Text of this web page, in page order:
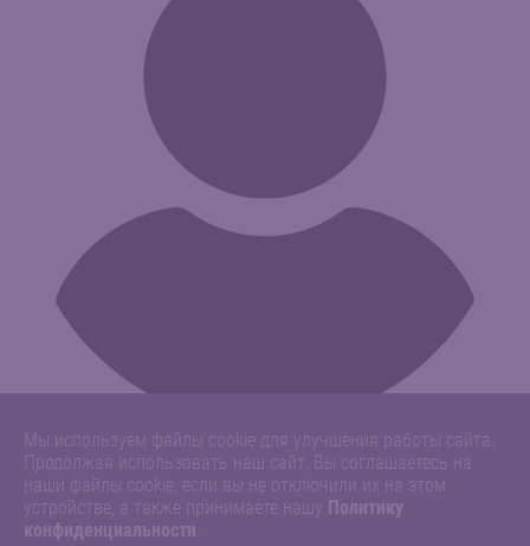
Мы используем файлы cookie для улучшения работы сайта.
Продолжая использовать наш сайт, Вы соглашаетесь на
наши файлы cookie, если вы не отключили их на этом
устройстве, а также принимаете нашу Политику
конфиденциальности